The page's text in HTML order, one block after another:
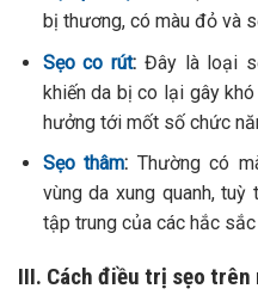
bị thương, có màu đỏ và
Sẹo co rút: Đây là loại
khiến da bị co lại gây
hưởng tới mốt số chức
Sẹo thâm: Thường có
vùng da xung quanh,
tập trung của các hắc sắc
III. Cách điều trị sẹo trên